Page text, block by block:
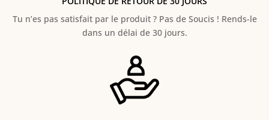
Tu n’es pas satisfait par le produit ? Pas de Soucis ! Rends-le
dans un délai de 30 jours.